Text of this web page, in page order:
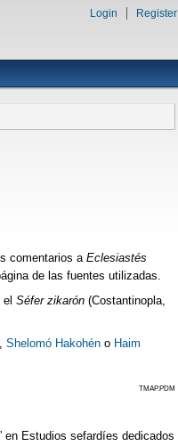
Login Register
comentarios a Eclesiastés
de las fuentes utilizadas.
Séfer zikarón (Costantinopla,
, Shelomó Hakohén o Haim
TMAP.PDM
en Estudios sefardíes dedicados